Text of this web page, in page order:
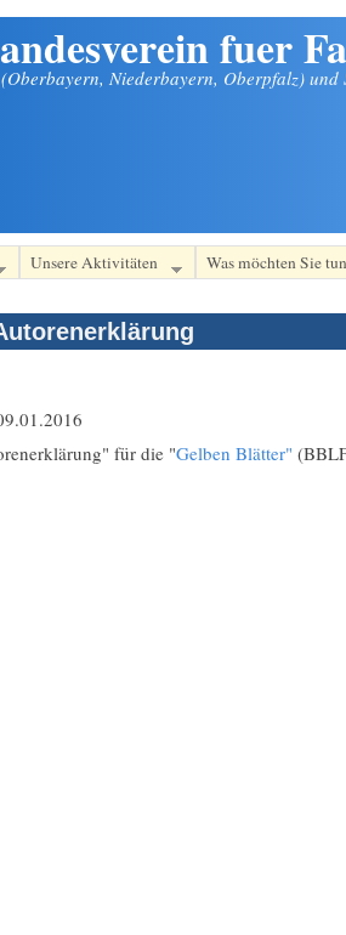
fuer
Niederbayern, Oberpfalz) und
Unsere Aktivitäten Was möchten Sie
für die "Gelben Blätter"